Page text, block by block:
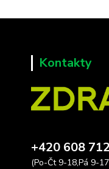
Kontakty
+420 608
(Po-Čt 9-18,Pá 9-